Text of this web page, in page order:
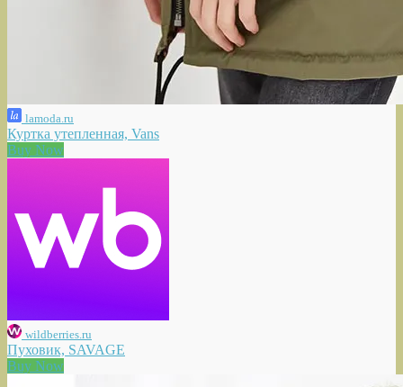
lamoda.ru
Куртка утепленная, Vans
Buy Now
wildberries.ru
Пуховик, SAVAGE
Buy Now